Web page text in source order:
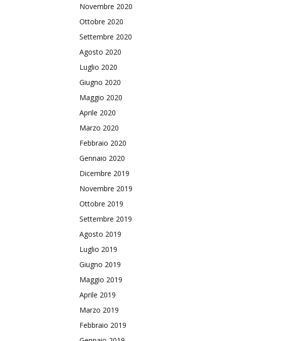
Novembre 2020
Ottobre 2020
Settembre 2020
Agosto 2020
Luglio 2020
Giugno 2020
Maggio 2020
Aprile 2020
Marzo 2020
Febbraio 2020
Gennaio 2020
Dicembre 2019
Novembre 2019
Ottobre 2019
Settembre 2019
Agosto 2019
Luglio 2019
Giugno 2019
Maggio 2019
Aprile 2019
Marzo 2019
Febbraio 2019